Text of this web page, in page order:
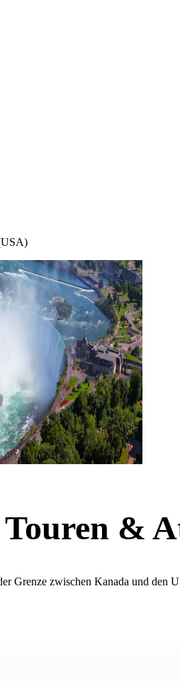
&
Grenze zwischen Kanada und den